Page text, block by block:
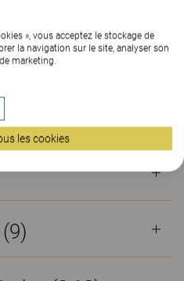
9)
», vous acceptez le stockage de
la navigation sur le site, analyser son
marketing.
les cookies